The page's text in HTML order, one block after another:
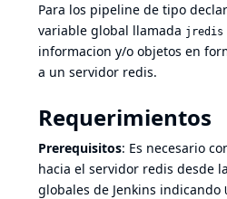
Para los pipeline de tipo
variable global llamada jredis
informacion y/o objetos en
a un servidor redis.
Requerimientos
Prerequisitos: Es necesario
hacia el servidor redis desde
globales de Jenkins indicando